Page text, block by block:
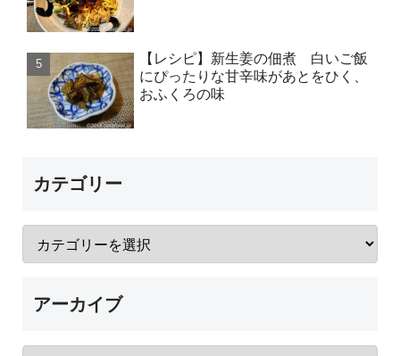
【レシピ】新生姜の佃煮 白いご飯
にぴったりな甘辛味があとをひく、
おふくろの味
カテゴリー
アーカイブ